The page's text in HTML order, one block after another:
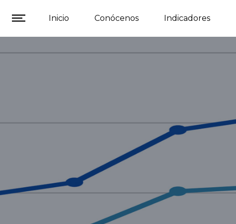
Inicio Conócenos Indicadores